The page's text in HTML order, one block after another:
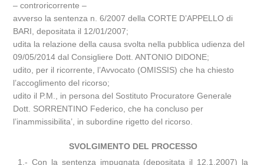
– controricorrente –
avverso la sentenza n. 6/2007 della CORTE D’APPELLO di
BARI, depositata il 12/01/2007;
udita la relazione della causa svolta nella pubblica udienza del
09/05/2014 dal Consigliere Dott. ANTONIO DIDONE;
udito, per il ricorrente, l’Avvocato (OMISSIS) che ha chiesto
l’accoglimento del ricorso;
udito il P.M., in persona del Sostituto Procuratore Generale
Dott. SORRENTINO Federico, che ha concluso per
l’inammissibilita’, in subordine rigetto del ricorso.
SVOLGIMENTO DEL PROCESSO
1.- Con la sentenza impugnata (depositata il 12.1.2007) la